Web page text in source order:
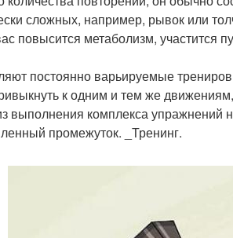
сложных, например, рывок или
повысится метаболизм, участится
постоянно варьируемые
к одним и тем же движениям,
выполнения комплекса упражнений
промежуток. _Тренинг.